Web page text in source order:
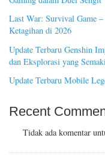
Last War: Survival Game
Ketagihan di 2026
Update Terbaru Genshin
dan Eksplorasi yang
Update Terbaru Mobile
Recent
Tidak ada komentar